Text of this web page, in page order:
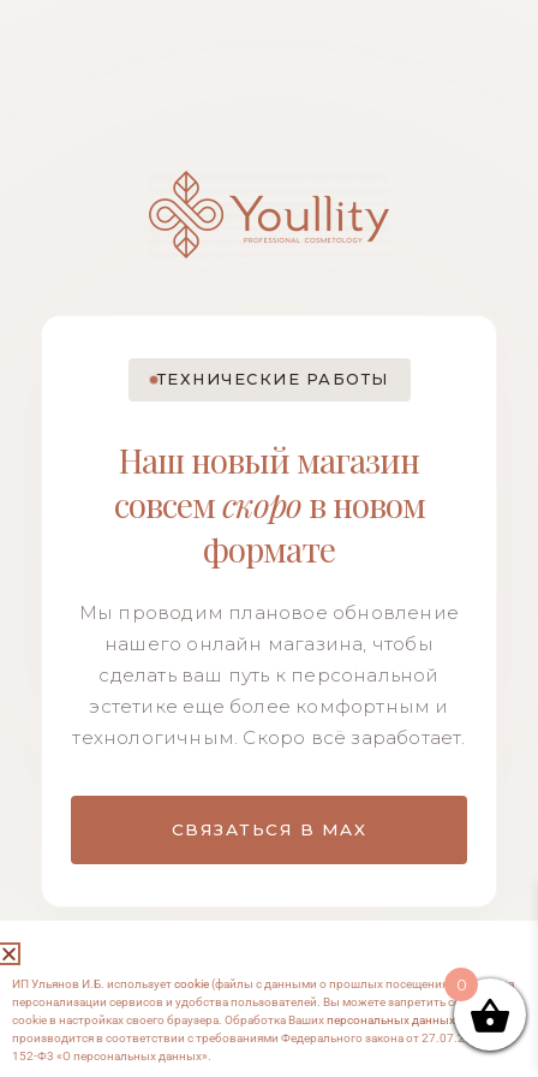
ТЕХНИЧЕСКИЕ РАБОТЫ
Наш новый магазин
совсемскоров новом
формате
Мы проводим плановое обновление
нашего онлайн магазина, чтобы
сделать ваш путь к персональной
эстетике еще более комфортным и
технологичным. Скоро всё заработает.
СВЯЗАТЬСЯ В MAX
0
ИП Ульянов И.Б. используетcookie(файлы с данными о прошлых посещениях сайта) для
персонализации сервисов и удобства пользователей. Вы можете запретить сохранение
cookie в настройках своего браузера. Обработка Вашихперсональных данных
производится в соответствии с требованиями Федерального закона от 27.07.2006 №
152-Ф3 «О персональных данных».